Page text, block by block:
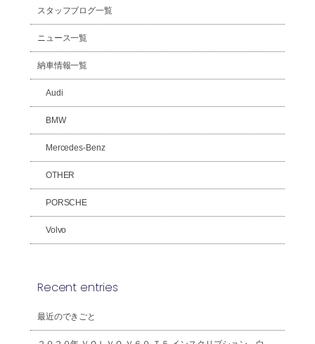
スタッフブログ一覧
ニュース一覧
納車情報一覧
Audi
BMW
Mercedes-Benz
OTHER
PORSCHE
Volvo
Recent entries
最近のできごと